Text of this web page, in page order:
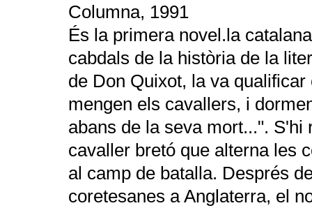
Columna, 1991
És la primera novel.la
cabdals de la història de la
de Don Quixot, la va
mengen els cavallers, i
abans de la seva mort...".
cavaller bretó que alterna les
al camp de batalla. Després
coretesanes a Anglaterra, el